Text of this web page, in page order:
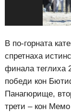
В по-горната
спретнаха
финала теглиха
победи кон
Панагюрище,
трети – кон